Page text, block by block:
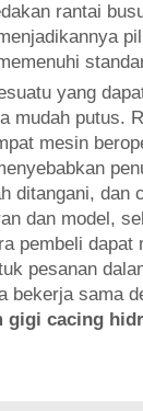
rantai
yang
mudah putus.
mesin
dan
dan model,
pembeli
pesanan
sama
gigi cacing